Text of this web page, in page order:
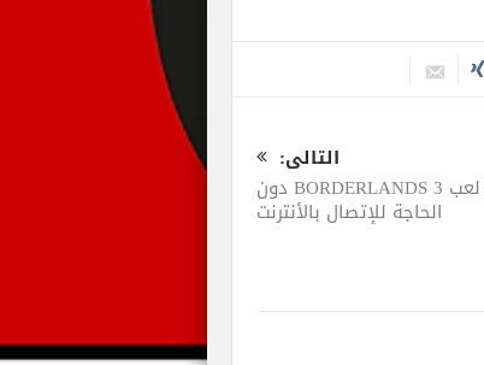
التالى:
امكانية لعب BORDERLANDS 3 دون
الحاجة للإتصال بالأنترنت